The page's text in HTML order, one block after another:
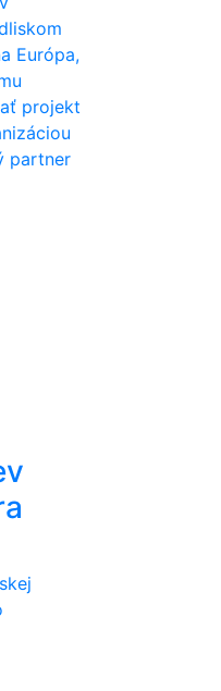
Európa,
projekt
partner